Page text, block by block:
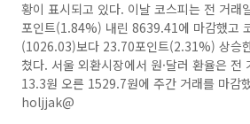
황이 표시되고 있다. 이날 코스피는 전 거
포인트(1.84%) 내린 8639.41에 마감했고
(1026.03)보다 23.70포인트(2.31%) 상승
쳤다. 서울 외환시장에서 원·달러 환율은
13.3원 오른 1529.7원에 주간 거래를 마감
holjjak@